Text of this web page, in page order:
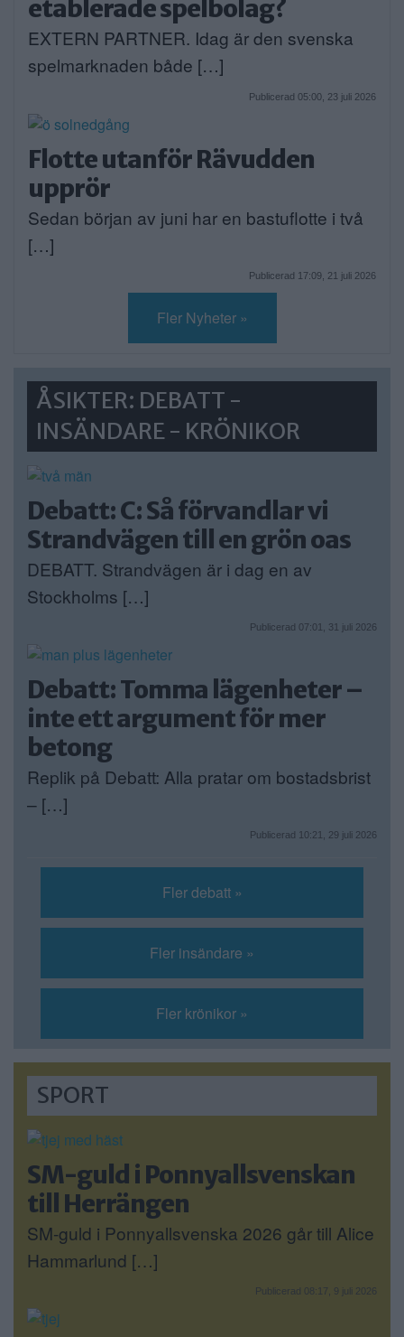
etablerade spelbolag?
EXTERN PARTNER. Idag är den svenska
spelmarknaden både […]
Publicerad 05:00, 23 juli 2026
Flotte utanför Rävudden
upprör
Sedan början av juni har en bastuflotte i två
[…]
Publicerad 17:09, 21 juli 2026
Fler Nyheter »
ÅSIKTER: DEBATT -
INSÄNDARE - KRÖNIKOR
Debatt: C: Så förvandlar vi
Strandvägen till en grön oas
DEBATT. Strandvägen är i dag en av
Stockholms […]
Publicerad 07:01, 31 juli 2026
Debatt: Tomma lägenheter –
inte ett argument för mer
betong
Replik på Debatt: Alla pratar om bostadsbrist
– […]
Publicerad 10:21, 29 juli 2026
Fler debatt »
Fler insändare »
Fler krönikor »
SPORT
SM-guld i Ponnyallsvenskan
till Herrängen
SM-guld i Ponnyallsvenska 2026 går till Alice
Hammarlund […]
Publicerad 08:17, 9 juli 2026